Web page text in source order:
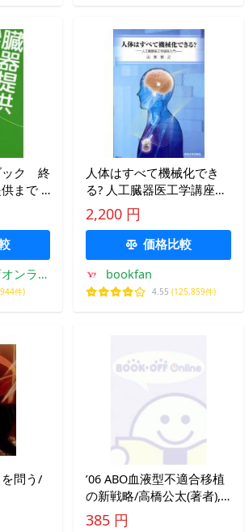
ック 終
まで /
補
ンライ
件)
人体はすべて機械化でき
る? 人工臓器医工学講座入
門/山家智之
2,200 円
価格比較
bookfan
4.55 (125,859件)
問う/
’06 ABO血液型不適合移植
の新戦略/高橋公太(著者),
田中紘一(著者)
385 円